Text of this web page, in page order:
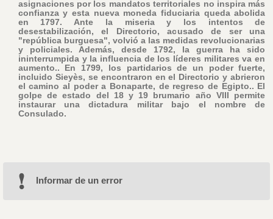
asignaciones por los mandatos territoriales no inspira más
confianza y esta nueva moneda fiduciaria queda abolida
en 1797. Ante la miseria y los intentos de
desestabilización, el Directorio, acusado de ser una
"república burguesa", volvió a las medidas revolucionarias
y policiales. Además, desde 1792, la guerra ha sido
ininterrumpida y la influencia de los líderes militares va en
aumento.. En 1799, los partidarios de un poder fuerte,
incluido Sieyès, se encontraron en el Directorio y abrieron
el camino al poder a Bonaparte, de regreso de Egipto.. El
golpe de estado del 18 y 19 brumario año VIII permite
instaurar una dictadura militar bajo el nombre de
Consulado.
Informar de un error